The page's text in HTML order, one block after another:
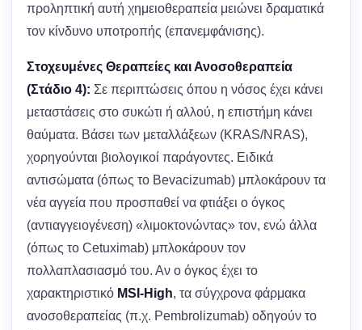
προληπτική αυτή χημειοθεραπεία μειώνει δραματικά
τον κίνδυνο υποτροπής (επανεμφάνισης).
Στοχευμένες Θεραπείες και Ανοσοθεραπεία
(Στάδιο 4): Σε περιπτώσεις όπου η νόσος έχει κάνει
μεταστάσεις στο συκώτι ή αλλού, η επιστήμη κάνει
θαύματα. Βάσει των μεταλλάξεων (KRAS/NRAS),
χορηγούνται βιολογικοί παράγοντες. Ειδικά
αντισώματα (όπως το Bevacizumab) μπλοκάρουν τα
νέα αγγεία που προσπαθεί να φτιάξει ο όγκος
(αντιαγγειογένεση) «λιμοκτονώντας» τον, ενώ άλλα
(όπως το Cetuximab) μπλοκάρουν τον
πολλαπλασιασμό του. Αν ο όγκος έχει το
χαρακτηριστικό MSI-High, τα σύγχρονα φάρμακα
ανοσοθεραπείας (π.χ. Pembrolizumab) οδηγούν το